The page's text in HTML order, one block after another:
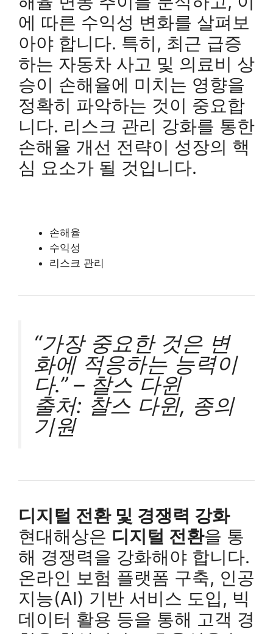
에 따른 수익성 변화를 살펴보
아야 합니다. 특히, 최근 급증
하는 자동차 사고 및 의료비 상
승이 손해율에 미치는 영향을
정확히 파악하는 것이 중요합
니다. 리스크 관리 강화를 통한
손해율 개선 전략이 성장의 핵
심 요소가 될 것입니다.
손해율
수익성
리스크 관리
“가장 중요한 것은 변
화에 적응하는 능력이
다.” – 찰스 다윈
출처: 찰스 다윈, 종의
기원
디지털 전환 및 경쟁력 강화
현대해상은 디지털 전환을 통
해 경쟁력을 강화해야 합니다.
온라인 보험 플랫폼 구축, 인공
지능(AI) 기반 서비스 도입, 빅
데이터 활용 등을 통해 고객 경